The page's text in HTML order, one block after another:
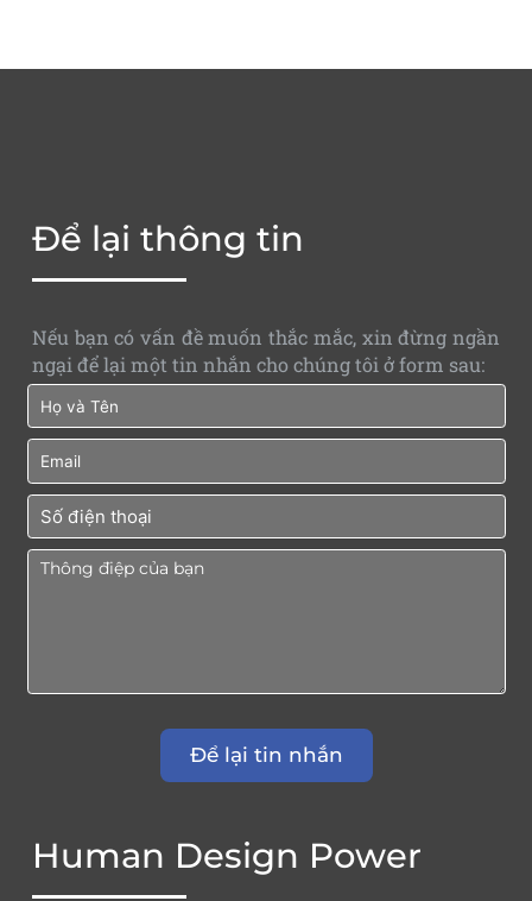
Human Design Power
Để lại thông tin
Nếu bạn có vấn đề muốn thắc mắc, xin đừng ngần
ngại để lại một tin nhắn cho chúng tôi ở form sau: